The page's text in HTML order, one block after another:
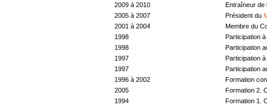
2009 à 2010
Entraîneur de
2005 à 2007
Président du
2001 à 2004
Membre du
1998
Participation à
1998
Participation
1997
Participation à
1997
Participation
1996 à 2002
Formation
2005
Formation 2.
1994
Formation 1.